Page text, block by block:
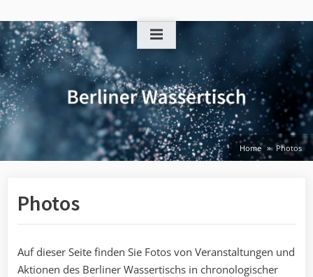
to
content
Home Photos
Photos
Auf dieser Seite finden Sie Fotos von Veranstaltungen und
Aktionen des Berliner Wassertischs in chronologischer